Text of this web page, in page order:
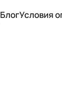
БлогУсловия